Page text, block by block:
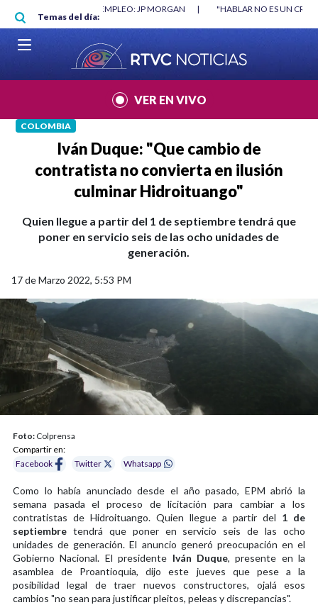
Pasar al contenido principal
Temas del día:
"HABLAR NO ES UN CRIMEN": CARTA DE BETO
VER EN VIVO
COLOMBIA
Iván Duque: "Que cambio de
contratista no convierta en ilusión
culminar Hidroituango"
Quien llegue a partir del 1 de septiembre tendrá que
poner en servicio seis de las ocho unidades de
generación.
17 de Marzo 2022, 5:53 PM
Foto: Colprensa
Compartir en:
Facebook
Twitter Whatsapp
Como lo había anunciado desde el año pasado, EPM abrió la
semana pasada el proceso de licitación para cambiar a los
contratistas de Hidroituango. Quien llegue a partir del 1 de
septiembre tendrá que poner en servicio seis de las ocho
unidades de generación. El anuncio generó preocupación en el
Gobierno Nacional. El presidente Iván Duque, presente en la
asamblea de Proantioquia, dijo este jueves que pese a la
posibilidad legal de traer nuevos constructores, ojalá esos
cambios "no sean para justificar pleitos, peleas y discrepancias".